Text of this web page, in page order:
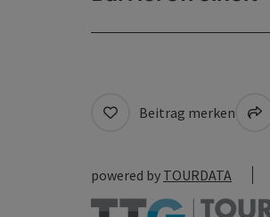
Beitrag merken
powered by TOURDATA